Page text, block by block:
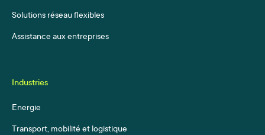
Solutions réseau flexibles
Assistance aux entreprises
Industries
Energie
Transport, mobilité et logistique